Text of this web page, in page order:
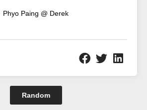
Phyo Paing @ Derek
Random